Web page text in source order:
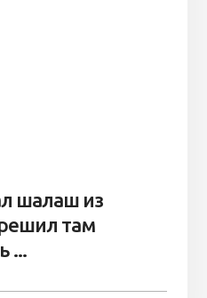
шалаш из
там
...